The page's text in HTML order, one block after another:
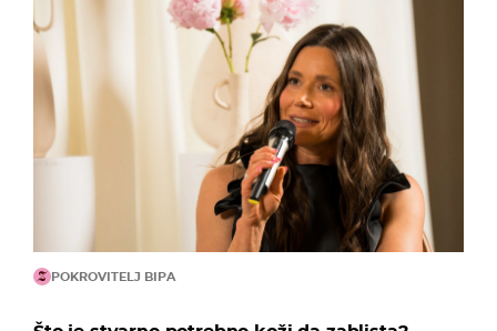
POKROVITELJ BIPA